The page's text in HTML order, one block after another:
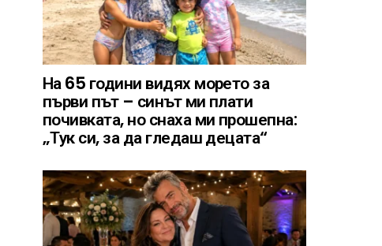
На 65 години видях морето за
първи път – синът ми плати
почивката, но снаха ми прошепна:
„Тук си, за да гледаш децата“